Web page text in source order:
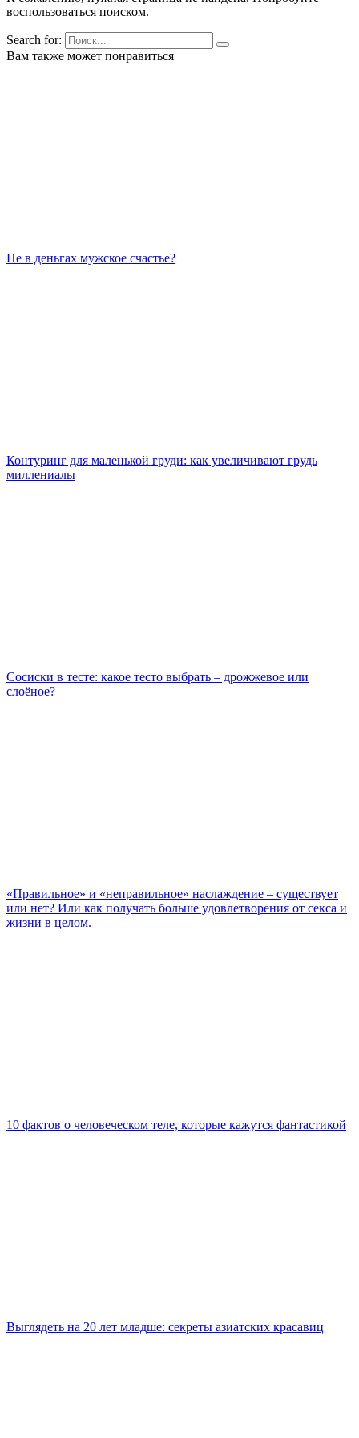
воспользоваться поиском.
Search for:
Вам также может понравиться
Не в деньгах мужское счастье?
Контуринг для маленькой груди: как увеличивают грудь
миллениалы
Сосиски в тесте: какое тесто выбрать – дрожжевое или
слоёное?
«Правильное» и «неправильное» наслаждение – существует
или нет? Или как получать больше удовлетворения от секса и
жизни в целом.
10 фактов о человеческом теле, которые кажутся фантастикой
Выглядеть на 20 лет младше: секреты азиатских красавиц